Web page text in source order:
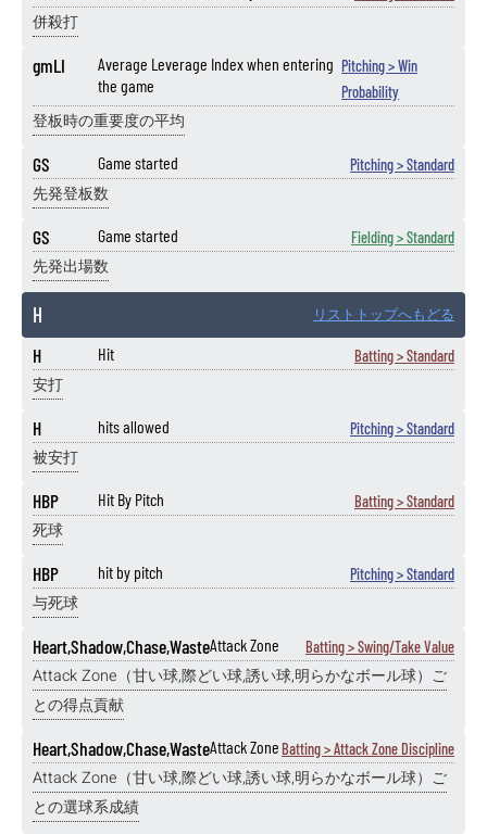
併殺打
gmLI
Average Leverage Index when entering
the game
Pitching > Win
Probability
登板時の重要度の平均
GS Game started Pitching > Standard
先発登板数
GS Game started Fielding > Standard
先発出場数
H リストトップへもどる
H Hit Batting > Standard
安打
H hits allowed Pitching > Standard
被安打
HBP Hit By Pitch Batting > Standard
死球
HBP hit by pitch Pitching > Standard
与死球
Heart,Shadow,Chase,WasteAttack Zone Batting > Swing/Take Value
Attack Zone（甘い球,際どい球,誘い球,明らかなボール球）ご
との得点貢献
Heart,Shadow,Chase,WasteAttack Zone Batting > Attack Zone Discipline
Attack Zone（甘い球,際どい球,誘い球,明らかなボール球）ご
との選球系成績